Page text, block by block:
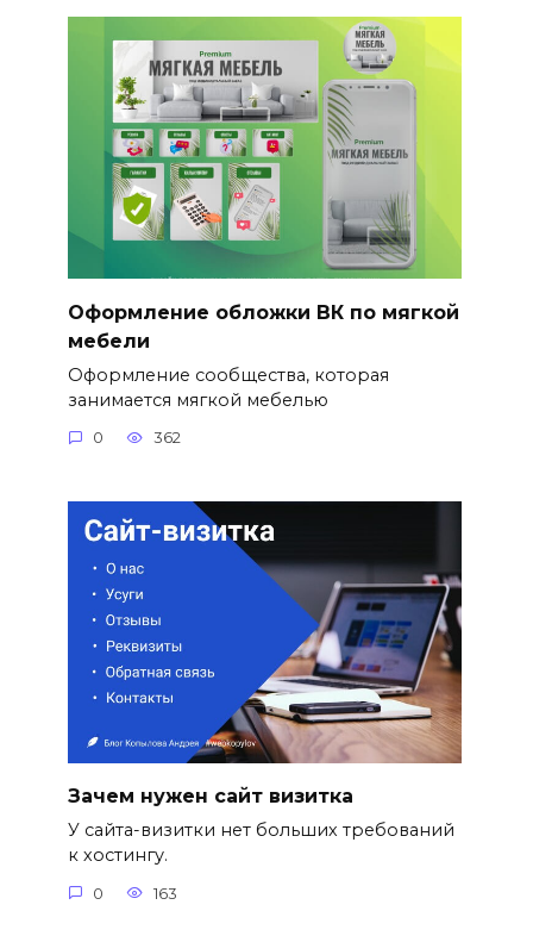
Оформление обложки ВК по мягкой
мебели
Оформление сообщества, которая
занимается мягкой мебелью
0 362
Зачем нужен сайт визитка
У сайта-визитки нет больших требований
к хостингу.
0 163